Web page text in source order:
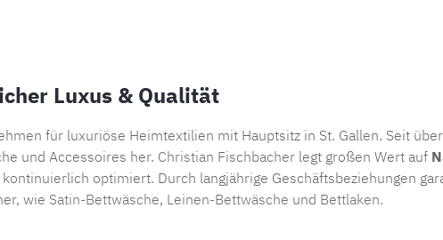
Luxus & Qualität
für luxuriöse Heimtextilien mit Hauptsitz in St. Gallen. Seit
und Accessoires her. Christian Fischbacher legt großen Wert auf
optimiert. Durch langjährige Geschäftsbeziehungen
wie Satin-Bettwäsche, Leinen-Bettwäsche und Bettlaken.